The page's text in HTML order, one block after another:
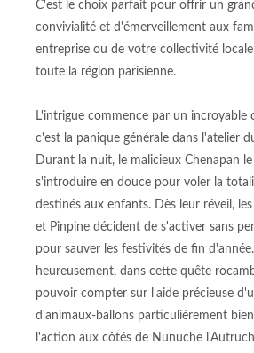
C'est le choix parfait pour offrir un
convivialité et d'émerveillement aux
entreprise ou de votre collectivité
toute la région parisienne.
L'intrigue commence par un incroyable
c'est la panique générale dans l'atelier
Durant la nuit, le malicieux Chenapan
s'introduire en douce pour voler la
destinés aux enfants. Dès leur réveil,
et Pinpine décident de s'activer sans
pour sauver les festivités de fin
heureusement, dans cette quête
pouvoir compter sur l'aide précieuse
d'animaux-ballons particulièrement bien
l'action aux côtés de Nunuche